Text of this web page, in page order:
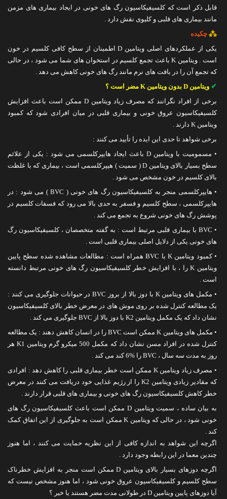
قابل ذکر است که کلسیفیکاسیون رگ های خونی در ایجاد بیماری های مزمن
مانند بیماری های قلبی و کلیوی نقش دارد .
⁂ چکیده
یکی از عملکردهای اصلی ویتامین D اطمینان از سطح کافی کلسیم در خون
است . ویتامین K باعث تجمع کلسیم در استخوان های شما می شود ، در حالی
که تجمع آن را در بافت های نرم مانند رگ های خونی کاهش می دهد .
✔ ویتامین D بدون ویتامین K مضر است ؟
برخی از افراد نگرانند که مصرف زیاد ویتامین D ممکن است باعث افزایش
کلسیفیکاسیون عروق خونی و بیماری قلبی در میان افرادی شود که کمبود
ویتامین K دارند .
برخی شواهد تا حدی این ایده را تأیید می کنند :
• مسمومیت با ویتامین D باعث ایجاد هایپرکلسمی می شود : یکی از علائم
سطح بسیار بالای ویتامین D ( سمیت ) هیپرکلسمی است ، بیماری که با غلظت
بالای کلسیم در خون مشخص می شود .
• هایپرکلسمی منجر به کلسیفیکاسیون رگ های خونی ( BVC ) می شود : در
هایپرکلسمی ، سطح کلسیم و فسفر به حدی بالا می رود که فسفات کلسیم در
پوشش رگ های خونی شروع به تجمع می کند .
• BVC با بیماری قلبی مرتبط است : به گفته متخصصان ، کلسیفیکاسیون رگ
های خونی یکی از دلایل اصلی بیماری قلبی است .
• کمبود ویتامین K با BVC همراه است : مطالعات مشاهده شده سطح پایین
ویتامین K را ، با افزایش خطر کلسیفیکاسیون رگ های خونی مرتبط دانسته
است .
• مکمل های ویتامین K با دوز بالا از بروز BVC در حیوانات جلوگیری می کنند :
یک مطالعه کنترل شده بر روی موش های در معرض خطر بالای کلسیفیکاسیون
نشان داد که یک مکمل ویتامین K2 با دوز بالا از BVC جلوگیری می کند .
• مکمل های ویتامین K ممکن است BVC را در انسان کاهش دهند : یک مطالعه
کنترل شده در افراد مسن نشان داد که مکمل 500 میکرو گرم ویتامین K1 هر
روز به مدت سه سال ، BVC را %6 کند می کند .
• مصرف زیاد ویتامین K ممکن است خطر بیماری قلبی را کاهش دهد : افرادی
که مقادیر زیادی ویتامین K2 را از رژیم غذایی خود دریافت می کنند در معرض
خطر کاهش کلسیفیکاسیون رگ های خونی و بیماری های قلبی قرار دارند .
به بیان ساده ، سمیت ویتامین D ممکن است باعث کلسیفیکاسیون رگ های
خونی شود ، در حالی که ویتامین K ممکن است به جلوگیری از این اتفاق کمک
کند .
اگرچه این شواهد به اندازه کافی از این نظریه حمایت می کنند ، اما هنوز
چندین معما در این رابطه وجود دارد .
اگرچه دوزهای بسیار بالای ویتامین D ممکن است منجر به افزایش خطرناک
سطح کلسیم و کلسیفیکاسیون عروق خونی شود ، اما هنوز مشخص نیست که
آیا دوزهای پایین ویتامین D در طولانی مدت مضر هستند یا خیر ؟